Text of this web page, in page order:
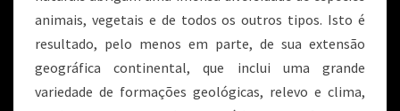
animais, vegetais e de todos os outros tipos. Isto é
resultado, pelo menos em parte, de sua extensão
geográfica continental, que inclui uma grande
variedade de formações geológicas, relevo e clima,